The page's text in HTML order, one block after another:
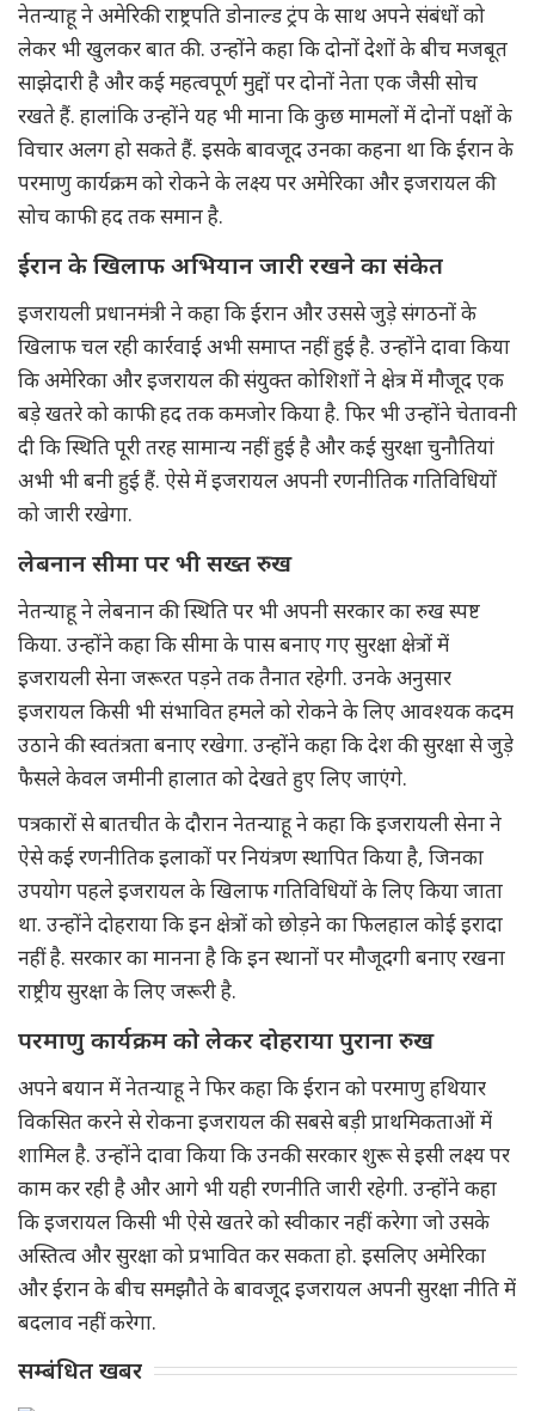
नेतन्याहू ने अमेरिकी राष्ट्रपति डोनाल्ड ट्रंप के साथ अपने संबंधों को
लेकर भी खुलकर बात की. उन्होंने कहा कि दोनों देशों के बीच मजबूत
साझेदारी है और कई महत्वपूर्ण मुद्दों पर दोनों नेता एक जैसी सोच
रखते हैं. हालांकि उन्होंने यह भी माना कि कुछ मामलों में दोनों पक्षों के
विचार अलग हो सकते हैं. इसके बावजूद उनका कहना था कि ईरान के
परमाणु कार्यक्रम को रोकने के लक्ष्य पर अमेरिका और इजरायल की
सोच काफी हद तक समान है.
ईरान के खिलाफ अभियान जारी रखने का संकेत
इजरायली प्रधानमंत्री ने कहा कि ईरान और उससे जुड़े संगठनों के
खिलाफ चल रही कार्रवाई अभी समाप्त नहीं हुई है. उन्होंने दावा किया
कि अमेरिका और इजरायल की संयुक्त कोशिशों ने क्षेत्र में मौजूद एक
बड़े खतरे को काफी हद तक कमजोर किया है. फिर भी उन्होंने चेतावनी
दी कि स्थिति पूरी तरह सामान्य नहीं हुई है और कई सुरक्षा चुनौतियां
अभी भी बनी हुई हैं. ऐसे में इजरायल अपनी रणनीतिक गतिविधियों
को जारी रखेगा.
लेबनान सीमा पर भी सख्त रुख
नेतन्याहू ने लेबनान की स्थिति पर भी अपनी सरकार का रुख स्पष्ट
किया. उन्होंने कहा कि सीमा के पास बनाए गए सुरक्षा क्षेत्रों में
इजरायली सेना जरूरत पड़ने तक तैनात रहेगी. उनके अनुसार
इजरायल किसी भी संभावित हमले को रोकने के लिए आवश्यक कदम
उठाने की स्वतंत्रता बनाए रखेगा. उन्होंने कहा कि देश की सुरक्षा से जुड़े
फैसले केवल जमीनी हालात को देखते हुए लिए जाएंगे.
पत्रकारों से बातचीत के दौरान नेतन्याहू ने कहा कि इजरायली सेना ने
ऐसे कई रणनीतिक इलाकों पर नियंत्रण स्थापित किया है, जिनका
उपयोग पहले इजरायल के खिलाफ गतिविधियों के लिए किया जाता
था. उन्होंने दोहराया कि इन क्षेत्रों को छोड़ने का फिलहाल कोई इरादा
नहीं है. सरकार का मानना है कि इन स्थानों पर मौजूदगी बनाए रखना
राष्ट्रीय सुरक्षा के लिए जरूरी है.
परमाणु कार्यक्रम को लेकर दोहराया पुराना रुख
अपने बयान में नेतन्याहू ने फिर कहा कि ईरान को परमाणु हथियार
विकसित करने से रोकना इजरायल की सबसे बड़ी प्राथमिकताओं में
शामिल है. उन्होंने दावा किया कि उनकी सरकार शुरू से इसी लक्ष्य पर
काम कर रही है और आगे भी यही रणनीति जारी रहेगी. उन्होंने कहा
कि इजरायल किसी भी ऐसे खतरे को स्वीकार नहीं करेगा जो उसके
अस्तित्व और सुरक्षा को प्रभावित कर सकता हो. इसलिए अमेरिका
और ईरान के बीच समझौते के बावजूद इजरायल अपनी सुरक्षा नीति में
बदलाव नहीं करेगा.
सम्बंधित खबर